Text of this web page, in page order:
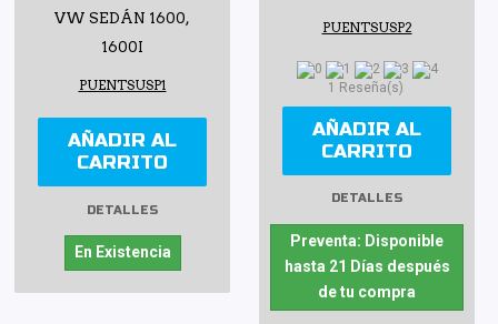
VW SEDÁN 1600,
1600I
PUENTSUSP1
AÑADIR AL
CARRITO
DETALLES
En Existencia
PUENTSUSP2
1 Reseña(s)
AÑADIR AL
CARRITO
DETALLES
Preventa: Disponible
hasta 21 Días después
de tu compra